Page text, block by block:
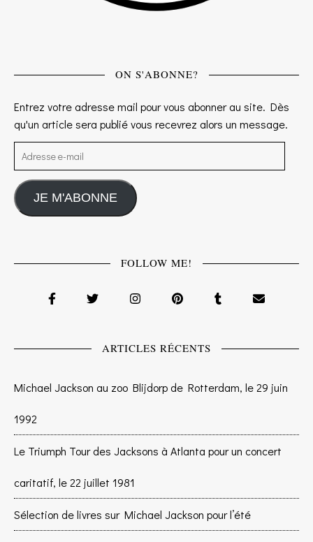
ON S'ABONNE?
Entrez votre adresse mail pour vous abonner au site. Dès
qu'un article sera publié vous recevrez alors un message.
Adresse e-mail
JE M'ABONNE
FOLLOW ME!
ARTICLES RÉCENTS
Michael Jackson au zoo Blijdorp de Rotterdam, le 29 juin
1992
Le Triumph Tour des Jacksons à Atlanta pour un concert
caritatif, le 22 juillet 1981
Sélection de livres sur Michael Jackson pour l’été